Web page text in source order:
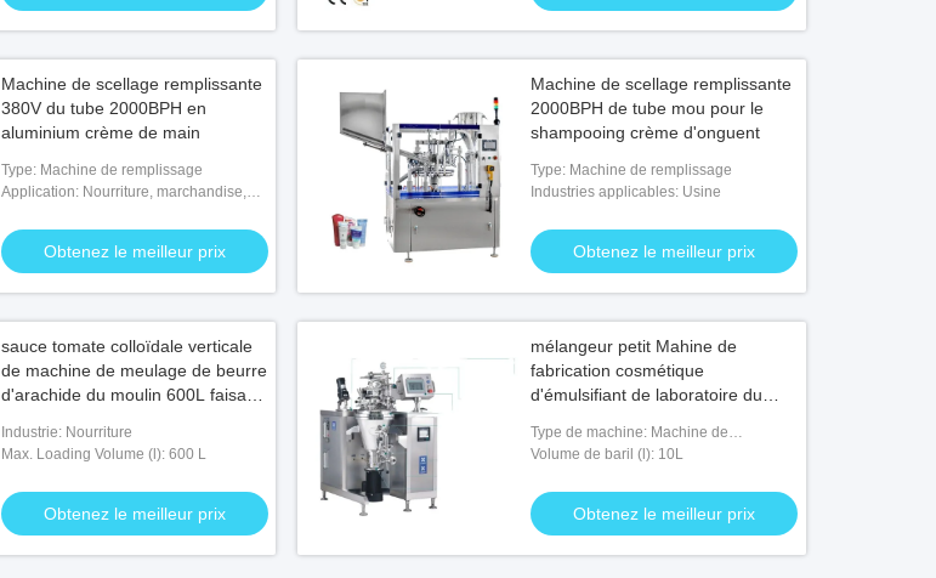
Machine de scellage remplissante
380V du tube 2000BPH en
aluminium crème de main
Type: Machine de remplissage
Application: Nourriture, marchandise,
Obtenez le meilleur prix
Machine de scellage remplissante
2000BPH de tube mou pour le
shampooing crème d'onguent
Type: Machine de remplissage
Industries applicables: Usine
Obtenez le meilleur prix
sauce tomate colloïdale verticale
de machine de meulage de beurre
d'arachide du moulin 600L faisant
Industrie: Nourriture
Max. Loading Volume (l): 600 L
Obtenez le meilleur prix
mélangeur petit Mahine de
fabrication cosmétique
d'émulsifiant de laboratoire du
Type de machine: Machine de
mélangeur de mélangeur de dispersion
Volume de baril (l): 10L
Obtenez le meilleur prix